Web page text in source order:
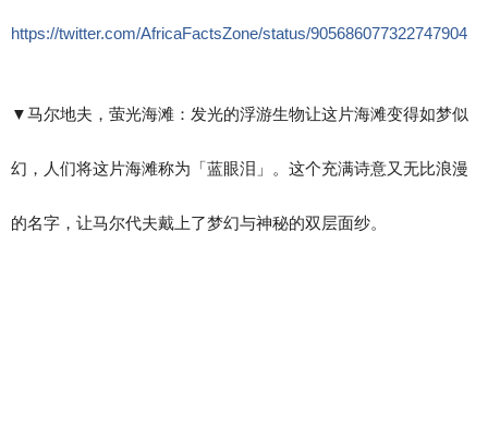
https://twitter.com/AfricaFactsZone/status/905686077322747904
▼​马尔地夫，萤光海滩：发光的浮游生物让这片海滩变得如梦似
幻，人们将这片海滩称为「蓝眼泪」。这个充满诗意又无比浪漫
的名字，让马尔代夫戴上了梦幻与神秘的双层面纱。